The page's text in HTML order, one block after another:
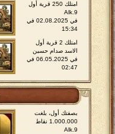
امتلك 250 قرية أول
Alk.9
في 02.08.2025 في
15:34
امتلك 2 قرية أول
الاسد صدام حسين
في 06.05.2025 في
02:47
بصفتك أول، بلغت
1.000.000 نقاط
Alk.9